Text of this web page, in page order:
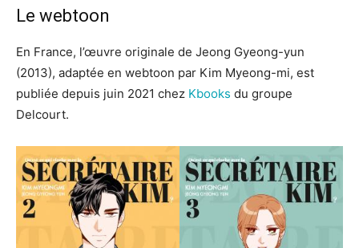
Le webtoon
En France, l’œuvre originale de Jeong Gyeong-yun
(2013), adaptée en webtoon par Kim Myeong-mi, est
publiée depuis juin 2021 chez Kbooks du groupe
Delcourt.